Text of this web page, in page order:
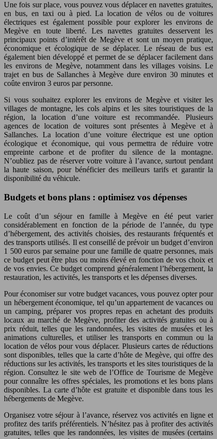
Une fois sur place, vous pouvez vous déplacer en navettes gratuites,
en bus, en taxi ou à pied. La location de vélos ou de voitures
électriques est également possible pour explorer les environs de
Megève en toute liberté. Les navettes gratuites desservent les
principaux points d’intérêt de Megève et sont un moyen pratique,
économique et écologique de se déplacer. Le réseau de bus est
également bien développé et permet de se déplacer facilement dans
les environs de Megève, notamment dans les villages voisins. Le
trajet en bus de Sallanches à Megève dure environ 30 minutes et
coûte environ 3 euros par personne.
Si vous souhaitez explorer les environs de Megève et visiter les
villages de montagne, les cols alpins et les sites touristiques de la
région, la location d’une voiture est recommandée. Plusieurs
agences de location de voitures sont présentes à Megève et à
Sallanches. La location d’une voiture électrique est une option
écologique et économique, qui vous permettra de réduire votre
empreinte carbone et de profiter du silence de la montagne.
N’oubliez pas de réserver votre voiture à l’avance, surtout pendant
la haute saison, pour bénéficier des meilleurs tarifs et garantir la
disponibilité du véhicule.
Budgets et bons plans : optimisez vos dépenses
Le coût d’un séjour en famille à Megève en été peut varier
considérablement en fonction de la période de l’année, du type
d’hébergement, des activités choisies, des restaurants fréquentés et
des transports utilisés. Il est conseillé de prévoir un budget d’environ
1 500 euros par semaine pour une famille de quatre personnes, mais
ce budget peut être plus ou moins élevé en fonction de vos choix et
de vos envies. Ce budget comprend généralement l’hébergement, la
restauration, les activités, les transports et les dépenses diverses.
Pour économiser sur votre budget vacances, vous pouvez opter pour
un hébergement économique, tel qu’un appartement de vacances ou
un camping, préparer vos propres repas en achetant des produits
locaux au marché de Megève, profiter des activités gratuites ou à
prix réduit, telles que les randonnées, les visites de musées et les
animations culturelles, et utiliser les transports en commun ou la
location de vélos pour vous déplacer. Plusieurs cartes de réductions
sont disponibles, telles que la carte d’hôte de Megève, qui offre des
réductions sur les activités, les transports et les sites touristiques de la
région. Consultez le site web de l’Office de Tourisme de Megève
pour connaître les offres spéciales, les promotions et les bons plans
disponibles. La carte d’hôte est gratuite et disponible dans tous les
hébergements de Megève.
Organisez votre séjour à l’avance, réservez vos activités en ligne et
profitez des tarifs préférentiels. N’hésitez pas à profiter des activités
gratuites, telles que les randonnées, les visites de musées (certains